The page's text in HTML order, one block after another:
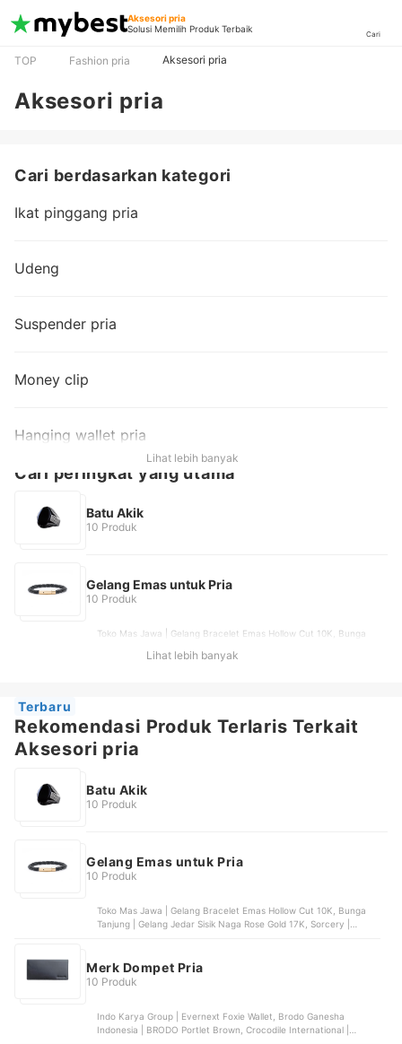
Aksesori pria
Solusi Memilih Produk Terbaik
Cari
TOP Fashion pria Aksesori pria
Aksesori pria
Cari berdasarkan kategori
Ikat pinggang pria
Udeng
Suspender pria
Money clip
Hanging wallet pria
Lihat lebih banyak
Cari peringkat yang utama
Batu Akik
10 Produk
Gelang Emas untuk Pria
10 Produk
Toko Mas Jawa | Gelang Bracelet Emas Hollow Cut 10K, Bunga
Classic Single Wrap Lambskin Bracelet with 18k Gold Plated |
Lihat lebih banyak
Terbaru
Rekomendasi Produk Terlaris Terkait
Aksesori pria
Batu Akik
10 Produk
Gelang Emas untuk Pria
10 Produk
Toko Mas Jawa | Gelang Bracelet Emas Hollow Cut 10K, Bunga
Tanjung | Gelang Jedar Sisik Naga Rose Gold 17K, Sorcery |
Polos 8K, Semar Nusantara | Willow Leaf Bracelet White Gold 17K
Merk Dompet Pria
10 Produk
Indo Karya Group | Evernext Foxie Wallet, Brodo Ganesha
Indonesia | BRODO Portlet Brown, Crocodile International |